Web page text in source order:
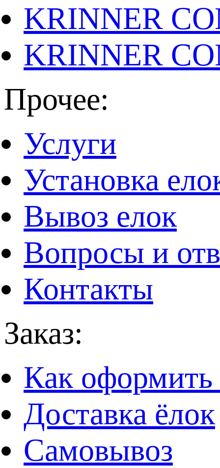
KRINNER
KRINNER
Прочее:
Услуги
Установка
Вывоз елок
Вопросы и
Контакты
Заказ:
Как оформить
Доставка ёлок
Самовывоз